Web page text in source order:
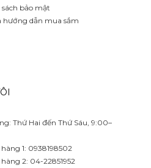
bảo mật
hướng dẫn mua sắm
Thứ Hai đến Thứ Sáu, 9:00–
1: 0938198502
2: 04-22851952